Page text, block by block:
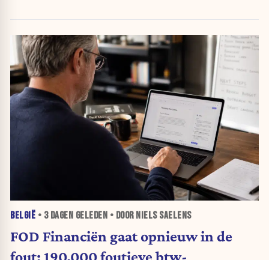
BELGIË • 3 DAGEN GELEDEN • DOOR NIELS SAELENS
FOD Financiën gaat opnieuw in de